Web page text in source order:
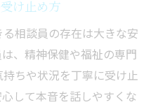
け止め方
相談員の存在は大きな安
、精神保健や福祉の専門
ちや状況を丁寧に受け止
して本音を話しやすくな